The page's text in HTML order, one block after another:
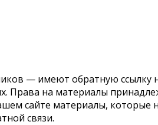
— имеют обратную ссылку
Права на материалы
сайте материалы,
связи.